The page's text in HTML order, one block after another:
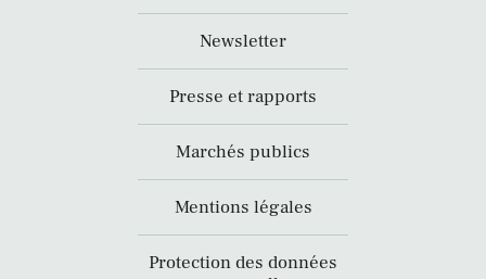
Newsletter
Presse et rapports
Marchés publics
Mentions légales
Protection des données